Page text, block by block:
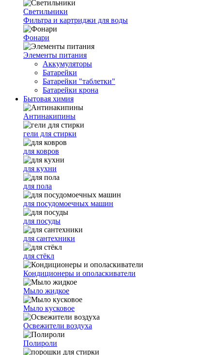
Светильники
Фильтра и картриджи для воды
Фонари
Элементы питания
Аккумуляторы
Батарейки
Батарейки "таблетки"
Батарейки крона
Бытовая химия
Антинакипины
гели для стирки
для ковров
для кухни
для пола
для посудомоечных машин
для посуды
для сантехники
для стёкл
Кондиционеры и ополаскиватели
Мыло жидкое
Мыло кусковое
Освежители воздуха
Полироли